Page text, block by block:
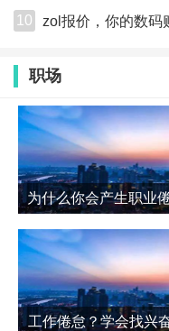
10 zol报价，你的数码
职场
工作倦怠？学会找兴